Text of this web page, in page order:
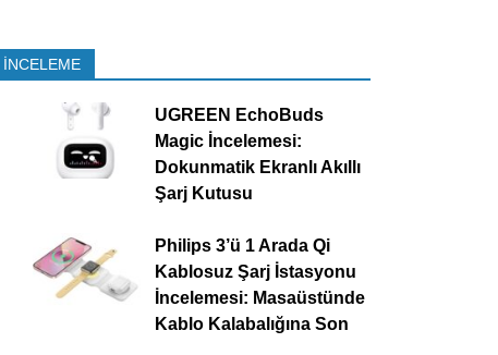
İNCELEME
UGREEN EchoBuds
Magic İncelemesi:
Dokunmatik Ekranlı Akıllı
Şarj Kutusu
Philips 3’ü 1 Arada Qi
Kablosuz Şarj İstasyonu
İncelemesi: Masaüstünde
Kablo Kalabalığına Son